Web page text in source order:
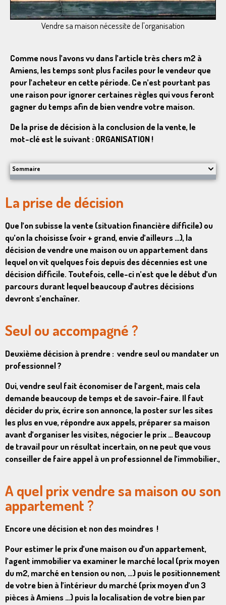
Vendre sa maison nécessite de l'organisation
Comme nous l’avons vu dans l’articletrès chers m2 à
Amiens, les temps sont plus faciles pour le vendeur que
pour l’acheteur en cette période. Ce n’est pourtant pas
une raison pour ignorer certaines règles qui vous feront
gagner du temps afin de bien vendre votre maison.
De la prise de décision à la conclusion de la vente, le
mot-clé est le suivant : ORGANISATION !
Sommaire
La prise de décision
Que l’on subisse la vente (situation financière difficile) ou
qu’on la choisisse (voir + grand, envie d’ailleurs …), la
décision de vendre une maison ou un appartement dans
lequel on vit quelques fois depuis des décennies est une
décision difficile. Toutefois, celle-ci n’est que le début d’un
parcours durant lequel beaucoup d’autres décisions
devront s’enchaîner.
Seul ou accompagné ?
Deuxième décision à prendre : vendre seul ou mandater un
professionnel ?
Oui, vendre seul fait économiser de l’argent, mais cela
demande beaucoup de temps et de savoir-faire. Il faut
décider du prix, écrire son annonce, la poster sur les sites
les plus en vue, répondre aux appels, préparer sa maison
avant d’organiser les visites, négocier le prix … Beaucoup
de travail pour un résultat incertain, on ne peut que vous
conseiller de faire appel à un professionnel de l’immobilier.,
A quel prix vendre sa maison ou son
appartement ?
Encore une décision et non des moindres !
Pourestimer le prix d’une maison ou d’un appartement,
l’agent immobilier va examiner le marché local (prix moyen
du m2, marché en tension ou non, …) puis le positionnement
de votre bien à l’intérieur du marché (prix moyen d’un 3
pièces à Amiens …) puis la localisation de votre bien par